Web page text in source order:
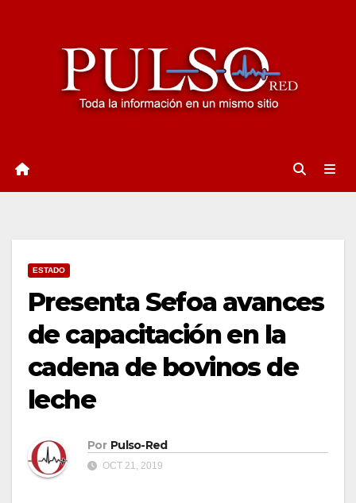
ESTADO
Presenta Sefoa avances
de capacitación en la
cadena de bovinos de
leche
Por Pulso-Red
OCT 21, 2019